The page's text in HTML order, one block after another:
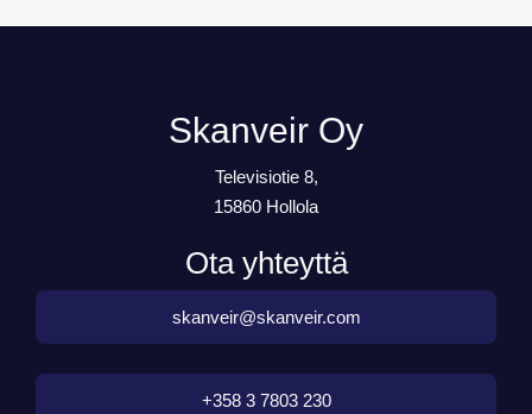
Skanveir Oy
Televisiotie 8,
15860 Hollola
Ota yhteyttä
skanveir@skanveir.com
+358 3 7803 230